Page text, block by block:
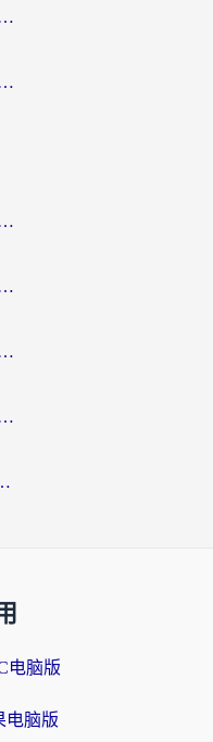
内电视剧用什么软件？3步解决地域限制
哩动漫？留学生亲测有效的回国加速方案
不再难！教你选对加速器无缝刷国内资源
海外游子解锁国内资源的真实答案
海外党如何选对加速器，无缝刷国内剧玩游戏？
？别慌，这篇指南教你如何丝滑“回家”
加速器实测+番茄加速器深度体验
电脑版
电脑版